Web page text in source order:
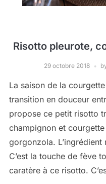
Risotto pleurote,
29 octobre 2018
La saison de la
transition en douceur
propose ce petit risotto
champignon et
gorgonzola.
C’est la touche de fève
caratère à ce risotto.